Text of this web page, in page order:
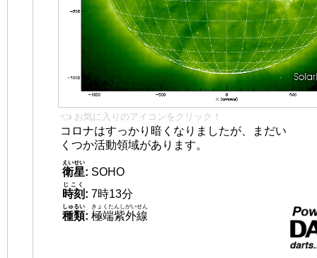
👈 お気に入りのアイコンをクリック！
コロナはすっかり暗くなりましたが、まだい
くつか活動領域があります。
衛星
えいせい
: SOHO
時刻
じこく
: 7時13分
種類
しゅるい
: 極端紫外線
きょくたんしがいせん